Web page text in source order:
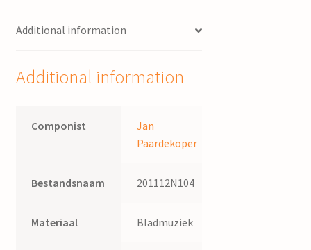
Additional information
Additional information
Componist
Jan
Paardekoper
Bestandsnaam 201112N104
Materiaal Bladmuziek